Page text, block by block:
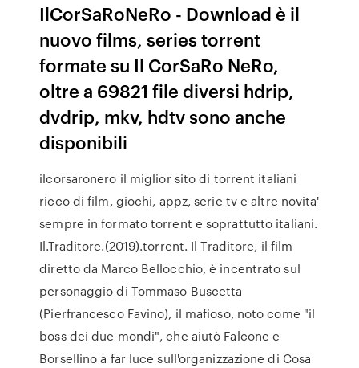
IlCorSaRoNeRo - Download è il
nuovo films, series torrent
formate su Il CorSaRo NeRo,
oltre a 69821 file diversi hdrip,
dvdrip, mkv, hdtv sono anche
disponibili
ilcorsaronero il miglior sito di torrent italiani
ricco di film, giochi, appz, serie tv e altre novita'
sempre in formato torrent e soprattutto italiani.
Il.Traditore.(2019).torrent. Il Traditore, il film
diretto da Marco Bellocchio, è incentrato sul
personaggio di Tommaso Buscetta
(Pierfrancesco Favino), il mafioso, noto come "il
boss dei due mondi", che aiutò Falcone e
Borsellino a far luce sull'organizzazione di Cosa